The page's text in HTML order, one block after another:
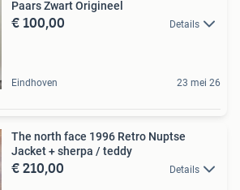
Paars Zwart Origineel
€ 100,00 Details
Eindhoven 23 mei 26
The north face 1996 Retro Nuptse
Jacket + sherpa / teddy
€ 210,00 Details